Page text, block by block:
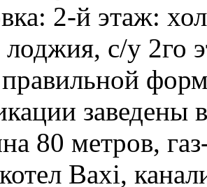
2-й этаж:
лоджия, с/у 2го
заведены
80 метров,
Baxi,